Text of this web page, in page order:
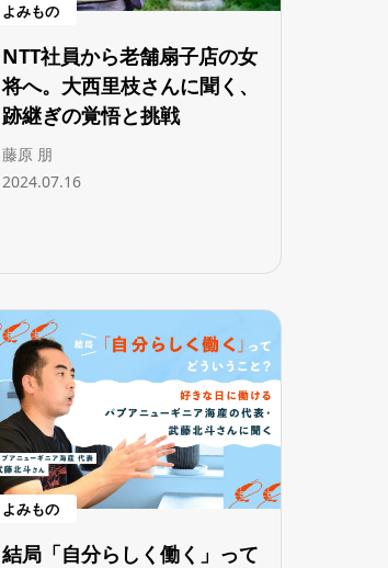
よみもの
NTT社員から老舗扇子店の女
将へ。大西里枝さんに聞く、
跡継ぎの覚悟と挑戦
藤原 朋
2024.07.16
よみもの
結局「自分らしく働く」って